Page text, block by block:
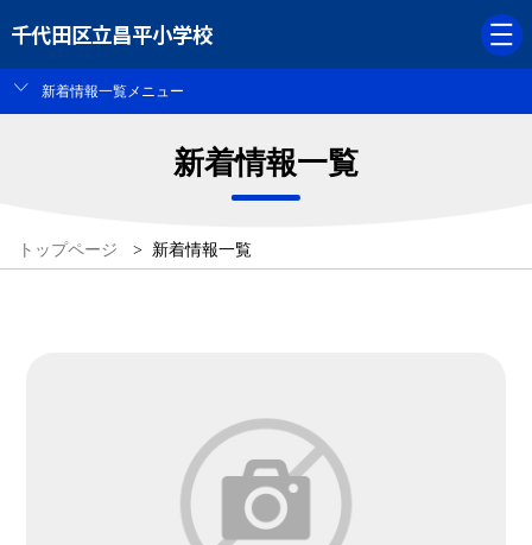
千代田区立昌平小学校
新着情報一覧メニュー
新着情報一覧
トップページ > 新着情報一覧